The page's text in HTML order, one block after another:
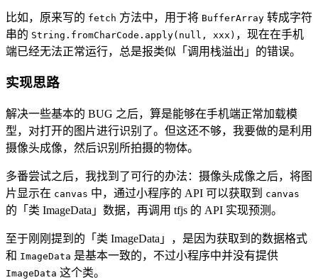
比如，原来写的 fetch 方法中，用于将 BufferArray 转成字符
串的 String.fromCharCode.apply(null, xxx) ，现在在手机
端已经无法正常运行，总是报类似「调用栈溢出」的错误。
实现思路
解决一些基本的 BUG 之后，算是能够在手机端正常加载模
型，对打开的图片进行识别了。但这还不够，我要做的是利用
摄像头成像，然后识别所拍摄的物体。
多番尝试之后，我找到了可行的办法：摄像头成像之后，将图
片显示在 canvas 中，通过小程序的 API 可以获取到 canvas
的「类 ImageData」数据，再调用 tfjs 的 API 实现预测。
至于刚刚提到的「类 ImageData」，是因为获取到的数据格式
和 ImageData 是基本一致的，不过小程序中并没有提供
ImageData 这个类。